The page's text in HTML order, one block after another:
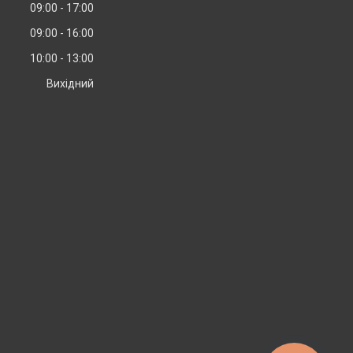
09:00
17:00
09:00
16:00
10:00
13:00
Вихідний